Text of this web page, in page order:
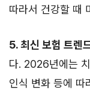
따라서 건강할 때
5. 최신 보험 트렌
다. 2026년에는
인식 변화 등에 따